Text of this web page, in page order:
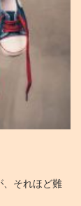
、それほど難